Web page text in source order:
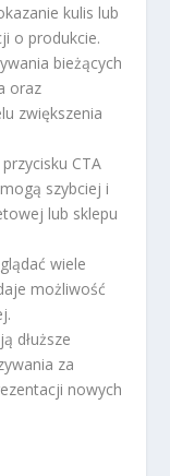
kulis lub
o produkcie.
bieżących
oraz
zwiększenia
CTA
szybciej i
lub sklepu
wiele
możliwość
dłuższe
za
nowych